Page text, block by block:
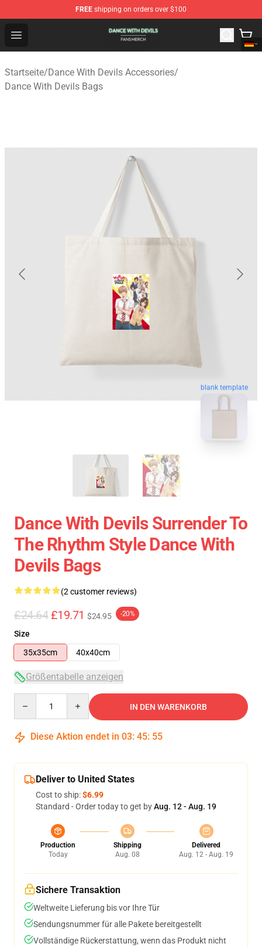
FREE shipping on orders over $100
Open menu
Dance With Devils Shop - Official Dance With Devils
Startseite/Dance With Devils Accessories/
Dance With Devils Bags
blank template
Dance With Devils Surrender To
The Rhythm Style Dance With
Devils Bags
(2 customer reviews)
£24.64 £19.71 $24.95 -20%
Size
35x35cm
40x40cm
Größentabelle anzeigen
IN DEN WARENKORB
Diese Aktion endet in 03: 45: 54
Deliver to United States
Cost to ship:$6.99
Standard - Order today to get byAug. 12 - Aug. 19
Production
Today
Shipping
Aug. 08
Delivered
Aug. 12 - Aug. 19
Sichere Transaktion
Weltweite Lieferung bis vor Ihre Tür
Sendungsnummer für alle Pakete bereitgestellt
Vollständige Rückerstattung, wenn das Produkt nicht